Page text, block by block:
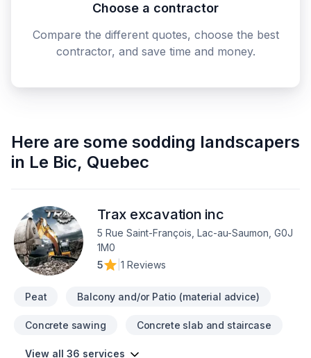
Choose a contractor
Compare the different quotes, choose the best
contractor, and save time and money.
Here are some sodding landscapers
in Le Bic, Quebec
Trax excavation inc
5 Rue Saint-François, Lac-au-Saumon, G0J
1M0
5
1 Reviews
Peat Balcony and/or Patio (material advice)
Concrete sawing Concrete slab and staircase
View all 36 services